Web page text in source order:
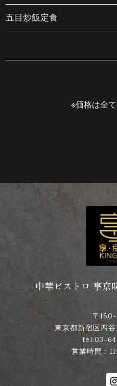
五目炒飯定食
※価格は全て
中華ビストロ 享京
〒
東京都新宿区四
tel:03-
営業時間：